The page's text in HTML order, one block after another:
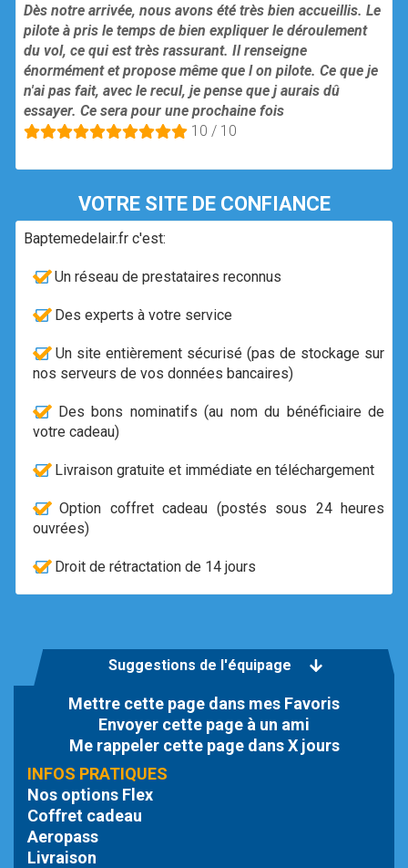
Dès notre arrivée, nous avons été très bien accueillis. Le
pilote à pris le temps de bien expliquer le déroulement
du vol, ce qui est très rassurant. Il renseigne
énormément et propose même que l on pilote. Ce que je
n'ai pas fait, avec le recul, je pense que j aurais dû
essayer. Ce sera pour une prochaine fois
10 / 10
VOTRE SITE DE CONFIANCE
Baptemedelair.fr c'est:
Un réseau de prestataires reconnus
Des experts à votre service
Un site entièrement sécurisé (pas de stockage sur
nos serveurs de vos données bancaires)
Des bons nominatifs (au nom du bénéficiaire de
votre cadeau)
Livraison gratuite et immédiate en téléchargement
Option coffret cadeau (postés sous 24 heures
ouvrées)
Droit de rétractation de 14 jours
Suggestions de l'équipage
Mettre cette page dans mes Favoris
Envoyer cette page à un ami
Me rappeler cette page dans X jours
INFOS PRATIQUES
Nos options Flex
Coffret cadeau
Aeropass
Livraison